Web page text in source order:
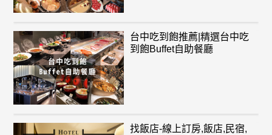
台中吃到飽推薦|精選台中吃
到飽Buffet自助餐廳
找飯店-線上訂房,飯店,民宿,